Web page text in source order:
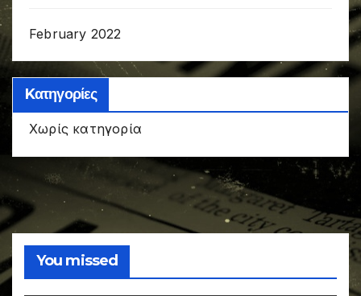
February 2022
Kατηγορίες
Χωρίς κατηγορία
You missed